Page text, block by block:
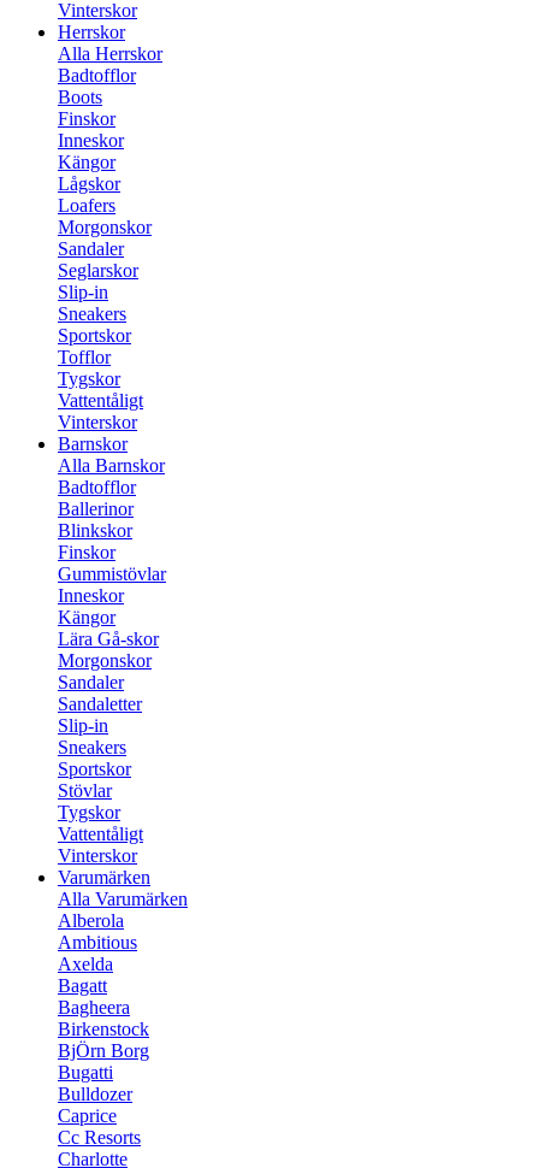
Vinterskor
Herrskor
Alla Herrskor
Badtofflor
Boots
Finskor
Inneskor
Kängor
Lågskor
Loafers
Morgonskor
Sandaler
Seglarskor
Slip-in
Sneakers
Sportskor
Tofflor
Tygskor
Vattentåligt
Vinterskor
Barnskor
Alla Barnskor
Badtofflor
Ballerinor
Blinkskor
Finskor
Gummistövlar
Inneskor
Kängor
Lära Gå-skor
Morgonskor
Sandaler
Sandaletter
Slip-in
Sneakers
Sportskor
Stövlar
Tygskor
Vattentåligt
Vinterskor
Varumärken
Alla Varumärken
Alberola
Ambitious
Axelda
Bagatt
Bagheera
Birkenstock
BjÖrn Borg
Bugatti
Bulldozer
Caprice
Cc Resorts
Charlotte